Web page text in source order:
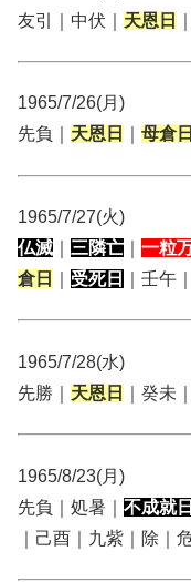
友引｜中伏｜ 天恩日
1965/7/26(月)
先負｜ 天恩日 母倉日
1965/7/27(火)
仏滅
三隣亡 一粒
倉日
受死日 ｜壬午
1965/7/28(水)
先勝｜ 天恩日 ｜癸未
1965/8/23(月)
先負｜処暑｜ 不成就日
｜己酉｜九紫｜除｜